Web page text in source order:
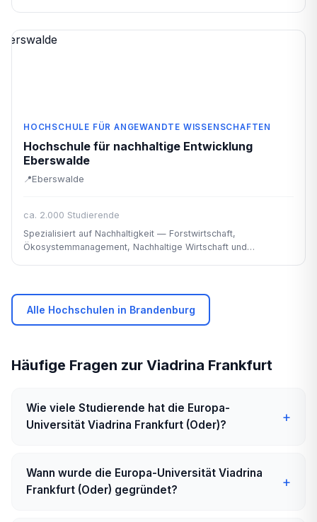
HOCHSCHULE FÜR ANGEWANDTE WISSENSCHAFTEN
Hochschule für nachhaltige Entwicklung
Eberswalde
Eberswalde
ca. 2.000 Studierende
Spezialisiert auf Nachhaltigkeit — Forstwirtschaft,
Ökosystemmanagement, Nachhaltige Wirtschaft und
Alle Hochschulen in Brandenburg
Häufige Fragen zur Viadrina Frankfurt
Wie viele Studierende hat die Europa-
Universität Viadrina Frankfurt (Oder)?
Wann wurde die Europa-Universität Viadrina
Frankfurt (Oder) gegründet?